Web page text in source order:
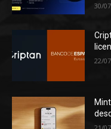
30/
22/